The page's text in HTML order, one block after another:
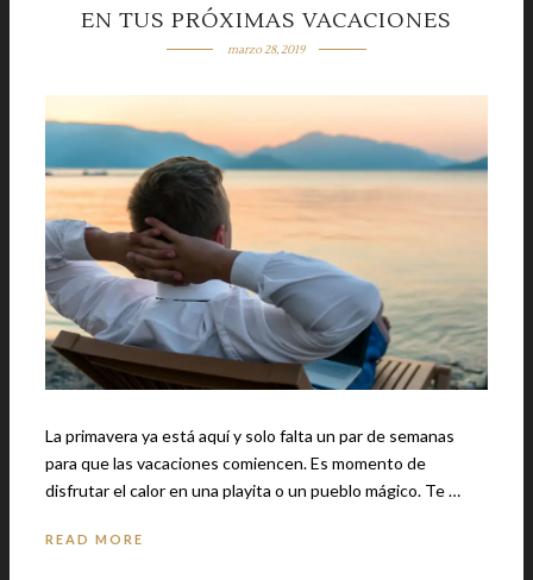
EN TUS PRÓXIMAS VACACIONES
marzo 28, 2019
La primavera ya está aquí y solo falta un par de semanas
para que las vacaciones comiencen. Es momento de
disfrutar el calor en una playita o un pueblo mágico. Te …
READ MORE